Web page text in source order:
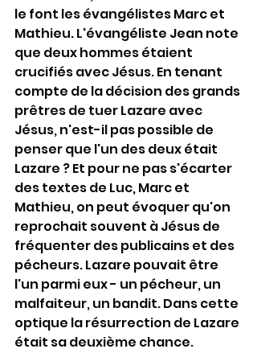
le font les évangélistes Marc et
Mathieu. L'évangéliste Jean note
que deux hommes étaient
crucifiés avec Jésus. En tenant
compte de la décision des grands
prêtres de tuer Lazare avec
Jésus, n'est-il pas possible de
penser que l'un des deux était
Lazare ? Et pour ne pas s'écarter
des textes de Luc, Marc et
Mathieu, on peut évoquer qu'on
reprochait souvent à Jésus de
fréquenter des publicains et des
pécheurs. Lazare pouvait être
l'un parmi eux - un pécheur, un
malfaiteur, un bandit. Dans cette
optique la résurrection de Lazare
était sa deuxième chance.